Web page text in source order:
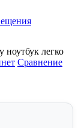
ноутбук легко
Сравнение